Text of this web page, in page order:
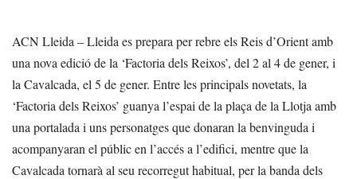
ACN Lleida – Lleida es prepara per rebre els Reis d’Orient amb
una nova edició de la ‘Factoria dels Reixos’, del 2 al 4 de gener, i
la Cavalcada, el 5 de gener. Entre les principals novetats, la
‘Factoria dels Reixos’ guanya l’espai de la plaça de la Llotja amb
una portalada i uns personatges que donaran la benvinguda i
acompanyaran el públic en l’accés a l’edifici, mentre que la
Cavalcada tornarà al seu recorregut habitual, per la banda dels